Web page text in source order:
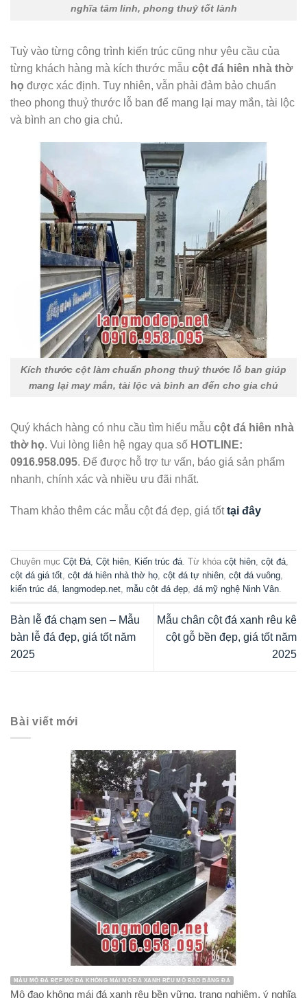
nghĩa tâm linh, phong thuỷ tốt lành
Tuỳ vào từng công trình kiến trúc cũng như yêu cầu của
từng khách hàng mà kích thước mẫu cột đá hiên nhà thờ
họ được xác định. Tuy nhiên, vẫn phải đảm bảo chuẩn
theo phong thuỷ thước lỗ ban để mang lại may mắn, tài lộc
và bình an cho gia chủ.
Kích thước cột làm chuẩn phong thuỷ thước lỗ ban giúp
mang lại may mắn, tài lộc và bình an đến cho gia chủ
Quý khách hàng có nhu cầu tìm hiểu mẫu cột đá hiên nhà
thờ họ. Vui lòng liên hệ ngay qua số HOTLINE:
0916.958.095. Để được hỗ trợ tư vấn, báo giá sản phẩm
nhanh, chính xác và nhiều ưu đãi nhất.
Tham khảo thêm các mẫu cột đá đẹp, giá tốttại đây
Chuyên mục Cột Đá, Cột hiên, Kiến trúc đá. Từ khóa cột hiên, cột đá,
cột đá giá tốt, cột đá hiên nhà thờ họ, cột đá tự nhiên, cột đá vuông,
kiến trúc đá, langmodep.net, mẫu cột đá đẹp, đá mỹ nghệ Ninh Vân.
Bàn lễ đá chạm sen – Mẫu
bàn lễ đá đẹp, giá tốt năm
2025
Mẫu chân cột đá xanh rêu kê
cột gỗ bền đẹp, giá tốt năm
2025
Bài viết mới
MẪU MỘ ĐÁ ĐẸP MỘ ĐÁ KHÔNG MÁI MỘ ĐÁ XANH RÊU MỘ ĐẠO BẰNG ĐÁ
Mộ đạo không mái đá xanh rêu bền vững, trang nghiêm, ý nghĩa